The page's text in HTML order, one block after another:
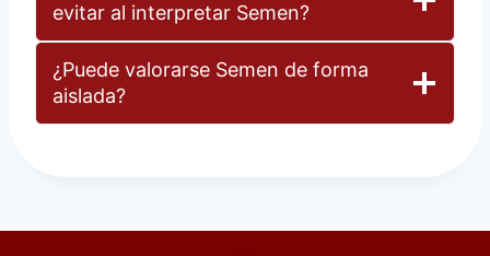
evitar al interpretar Semen?
¿Puede valorarse Semen de forma
aislada?